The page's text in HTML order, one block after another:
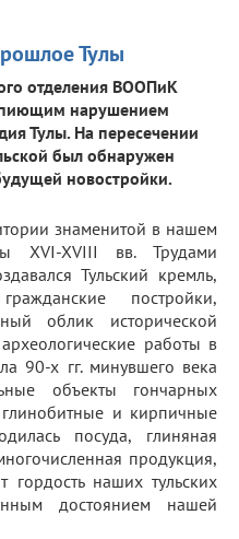
Тулы
отделения ВООПиК
нарушением
Тулы. На пересечении
был обнаружен
новостройки.
знаменитой в нашем
XVI-XVIII вв. Трудами
Тульский кремль,
постройки,
облик исторической
работы в
90-х гг. минувшего века
объекты гончарных
и кирпичные
посуда, глиняная
продукция,
гордость наших тульских
достоянием нашей